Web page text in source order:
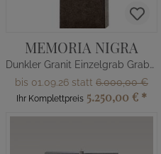
MEMORIA NIGRA
Dunkler Granit Einzelgrab Grabstein mit Bronze Tafel
bis 01.09.26 statt 6.000,00 €
Ihr Komplettpreis 5.250,00 € *